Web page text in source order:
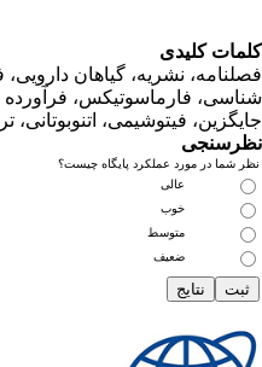
کلیدی
نشریه، گیاهان دارویی،
فارماسوتیکس، فرآورده
فیتوشیمی، اتنوبوتانی،
در مورد عملکرد پایگاه چیست؟
متوسط
ضعیف